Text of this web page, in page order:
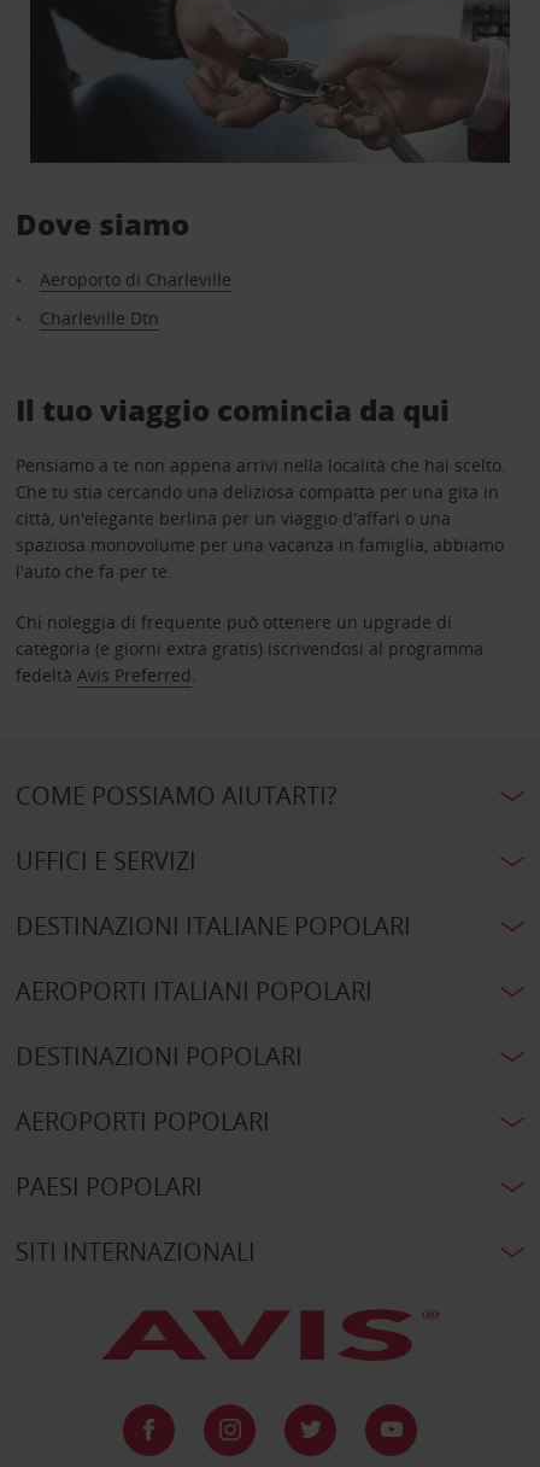
Dove siamo
Aeroporto di Charleville
Charleville Dtn
Il tuo viaggio comincia da qui
Pensiamo a te non appena arrivi nella località che hai scelto.
Che tu stia cercando una deliziosa compatta per una gita in
città, un'elegante berlina per un viaggio d'affari o una
spaziosa monovolume per una vacanza in famiglia, abbiamo
l'auto che fa per te.
Chi noleggia di frequente può ottenere un upgrade di
categoria (e giorni extra gratis) iscrivendosi al programma
fedeltà Avis Preferred.
COME POSSIAMO AIUTARTI?
UFFICI E SERVIZI
DESTINAZIONI ITALIANE POPOLARI
AEROPORTI ITALIANI POPOLARI
DESTINAZIONI POPOLARI
AEROPORTI POPOLARI
PAESI POPOLARI
SITI INTERNAZIONALI